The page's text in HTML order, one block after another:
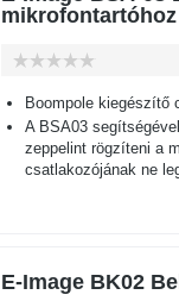
mikrofontartóhoz
Boompole kiegészítő
A BSA03
zeppelint rögzíteni a
csatlakozójának ne
E-Image BK02